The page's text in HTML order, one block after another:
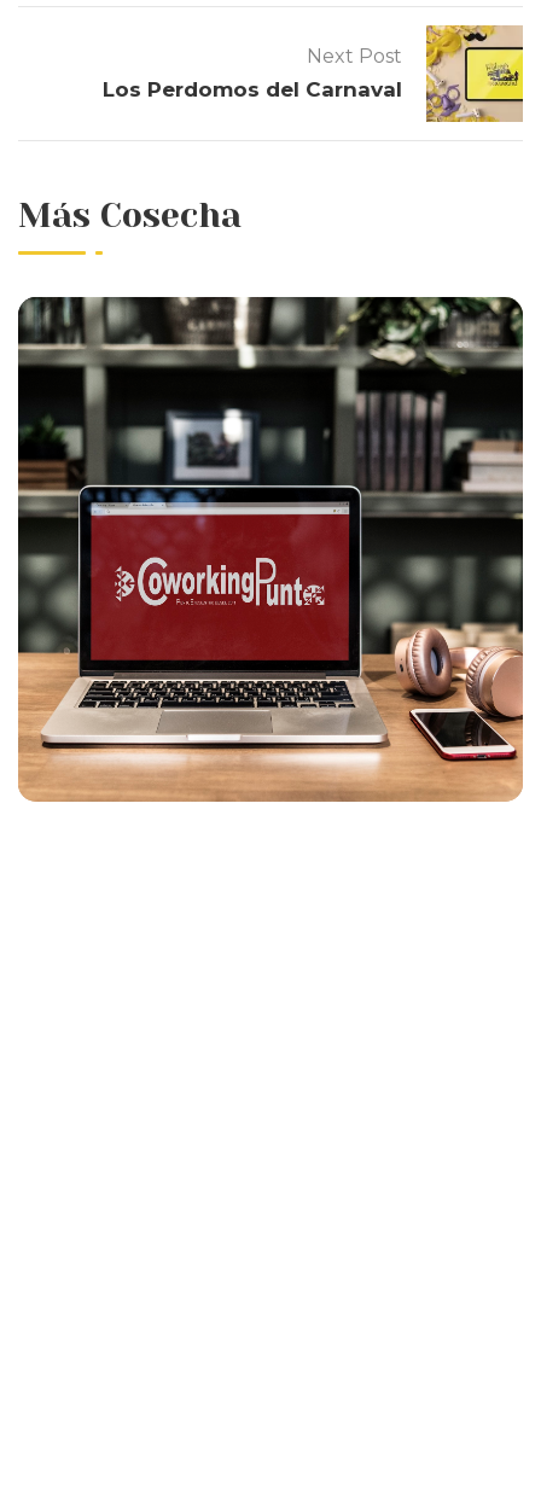
Next Post
Los Perdomos del Carnaval
Más Cosecha